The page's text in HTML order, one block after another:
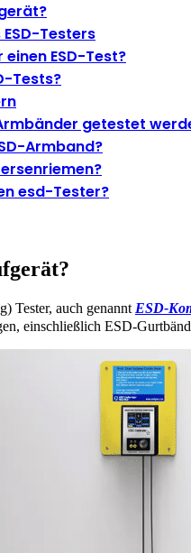
Testers
ESD-Test?
Tests?
getestet
Armband?
esd-Tester?
Tester, auch genannt ESD-
einschließlich ESD-